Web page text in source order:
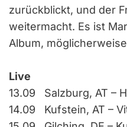
zurückblickt, und der
weitermacht. Es ist
Album,
Live
13.09 Salzburg, AT –
14.09 Kufstein, AT –